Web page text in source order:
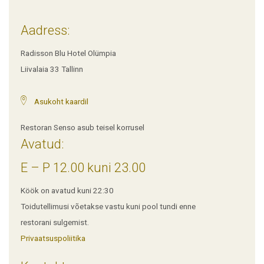
Aadress:
Radisson Blu Hotel Olümpia
Liivalaia 33 Tallinn
Asukoht kaardil
Restoran Senso asub teisel korrusel
Avatud:
E – P 12.00 kuni 23.00
Köök on avatud kuni 22:30
Toidutellimusi võetakse vastu kuni pool tundi enne
restorani sulgemist.
Privaatsuspoliitika